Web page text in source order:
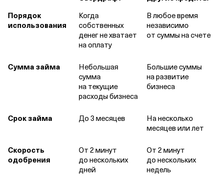
Порядок
использования
Когда
собственных
денег не хватает
на оплату
В любое время
независимо
от суммы на счете
Сумма займа
Небольшая
сумма
на текущие
расходы бизнеса
Большие суммы
на развитие
бизнеса
Срок займа До 3 месяцев
На несколько
месяцев или лет
Скорость
одобрения
От 2 минут
до нескольких
дней
От 2 минут
до нескольких
недель